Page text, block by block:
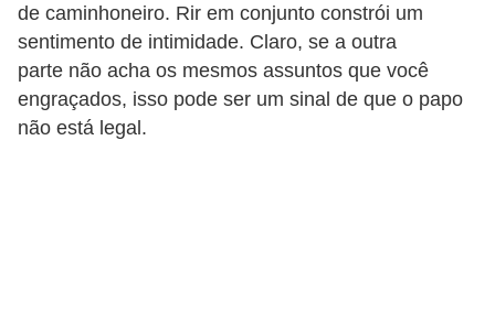
de caminhoneiro. Rir em conjunto constrói um
sentimento de intimidade. Claro, se a outra
parte não acha os mesmos assuntos que você
engraçados, isso pode ser um sinal de que o papo
não está legal.
a
n
i
z